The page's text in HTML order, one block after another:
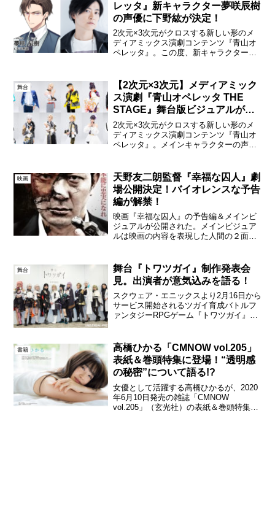
レッタ』新キャラクター夢咲辰樹
の声優に下野紘が決定！
2次元×3次元がクロスする新しい形のメ
ディアミックス演劇コンテンツ『青山オ
ペレッタ』。この度、新キャラクターの
ーヴァ」の演出家「槙晋作」と共にキャ
ラクターイラストが公開...
舞台
【2次元×3次元】メディアミック
ス演劇『青山オペレッタ THE
STAGE』舞台版ビジュアルが解
禁！
2次元×3次元がクロスする新しい形のメ
ディアミックス演劇コンテンツ『青山オ
ペレッタ』。メインキャラクターの声優
出演する2021年4月上演『青山オペレッ
タ THE STA...
映画
天野友二朗監督『幸福な囚人』劇
場公開決定！バイオレンスな予告
編が解禁！
映画『幸福な囚人』の予告編＆メインビ
ジュアルが公開された。メインビジュア
ルは映画の内容を表現した人間の２面性
手にするその日まで』で、現代社会に暮
らす人間の孤独や心の...
舞台
舞台『トワツガイ』制作発表会
見。出演者が意気込みを語る！
スクウェア・エニックスより2月16日から
サービス開始されるツガイ育成バトルフ
ァンタジーRPGゲーム『トワツガイ』の
紗凪、各務華梨、長谷川玲奈、藤井彩
加、野本ほたる、...
書籍
高橋ひかる「CMNOW vol.205」
表紙＆巻頭特集に登場！“透明感
の秘密”について語る!?
女優として活躍する高橋ひかるが、2020
年6月10日発売の雑誌「CMNOW
vol.205」（玄光社）の表紙＆巻頭特集に